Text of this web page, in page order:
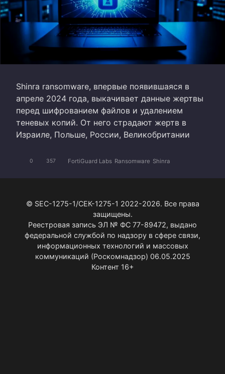
Shinra ransomware, впервые появившаяся в
апреле 2024 года, выкачивает данные жертвы
перед шифрованием файлов и удалением
теневых копий. От него страдают жертв в
Израиле, Польше, России, Великобритании
0 357 FortiGuard Labs Ransomware Shinra
© SEC-1275-1/СЕК-1275-1 2022-2026. Все права
защищены.
Реестровая запись ЭЛ № ФС 77-89472, выдано
федеральной службой по надзору в сфере связи,
информационных технологий и массовых
коммуникаций (Роскомнадзор) 06.05.2025
Контент 16+